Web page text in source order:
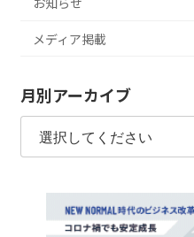
お知らせ
メディア掲載
月別アーカイブ